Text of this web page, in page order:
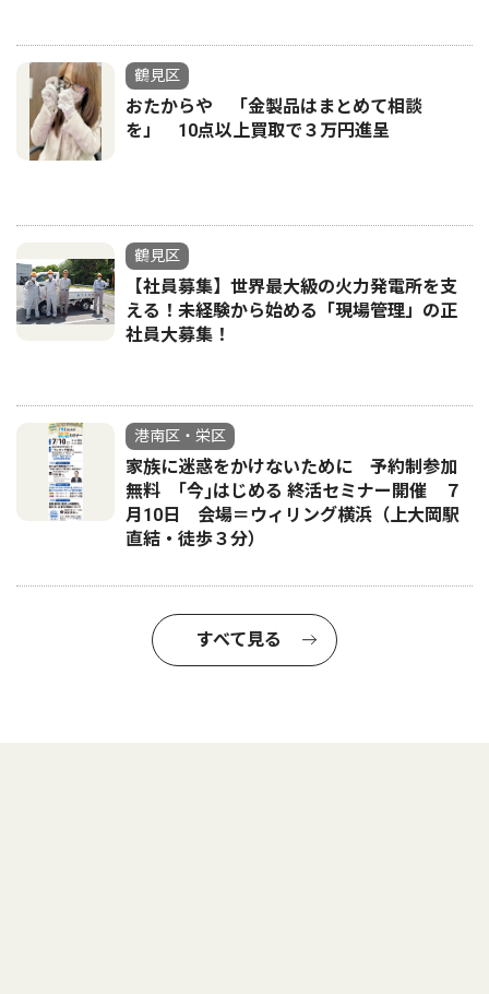
鶴見区
おたからや 「金製品はまとめて相談
を」 10点以上買取で３万円進呈
鶴見区
【社員募集】世界最大級の火力発電所を支
える！未経験から始める「現場管理」の正
社員大募集！
港南区・栄区
家族に迷惑をかけないために 予約制参加
無料 ｢今｣はじめる 終活セミナー開催 ７
月10日 会場＝ウィリング横浜（上大岡駅
直結・徒歩３分）
すべて見る